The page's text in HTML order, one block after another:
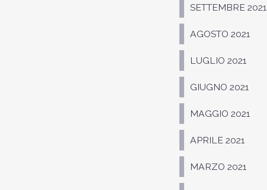
SETTEMBRE 2021
AGOSTO 2021
LUGLIO 2021
GIUGNO 2021
MAGGIO 2021
APRILE 2021
MARZO 2021